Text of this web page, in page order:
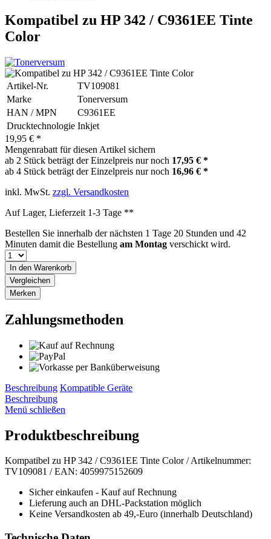
Kompatibel zu HP 342 / C9361EE Tinte
Color
Artikel-Nr.
TV109081
Marke
Tonerversum
HAN / MPN
C9361EE
Drucktechnologie Inkjet
19,95 € *
Mengenrabatt für diesen Artikel sichern
ab 2 Stück beträgt der Einzelpreis nur noch 17,95 € *
ab 4 Stück beträgt der Einzelpreis nur noch 16,96 € *
inkl. MwSt. zzgl. Versandkosten
Auf Lager, Lieferzeit 1-3 Tage **
Bestellen Sie innerhalb der nächsten 1 Tage 20 Stunden und 42
Minuten damit die Bestellung am Montag verschickt wird.
In den Warenkorb
Vergleichen
Merken
Zahlungsmethoden
Beschreibung Kompatible Geräte
Beschreibung
Menü schließen
Produktbeschreibung
Kompatibel zu HP 342 / C9361EE Tinte Color / Artikelnummer:
TV109081 / EAN: 4059975152609
Sicher einkaufen - Kauf auf Rechnung
Lieferung auch an DHL-Packstation möglich
Keine Versandkosten ab 49,-Euro (innerhalb Deutschland)